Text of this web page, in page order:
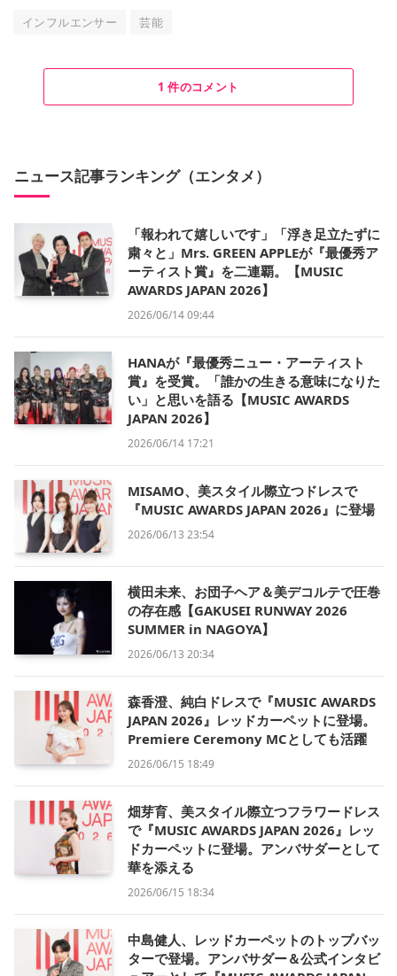
インフルエンサー 芸能
1 件のコメント
ニュース記事ランキング（エンタメ）
「報われて嬉しいです」「浮き足立たずに
粛々と」Mrs. GREEN APPLEが『最優秀ア
ーティスト賞』を二連覇。【MUSIC
AWARDS JAPAN 2026】
2026/06/14 09:44
HANAが『最優秀ニュー・アーティスト
賞』を受賞。「誰かの生きる意味になりた
い」と思いを語る【MUSIC AWARDS
JAPAN 2026】
2026/06/14 17:21
MISAMO、美スタイル際立つドレスで
『MUSIC AWARDS JAPAN 2026』に登場
2026/06/13 23:54
横田未来、お団子ヘア＆美デコルテで圧巻
の存在感【GAKUSEI RUNWAY 2026
SUMMER in NAGOYA】
2026/06/13 20:34
森香澄、純白ドレスで『MUSIC AWARDS
JAPAN 2026』レッドカーペットに登場。
Premiere Ceremony MCとしても活躍
2026/06/15 18:49
畑芽育、美スタイル際立つフラワードレス
で『MUSIC AWARDS JAPAN 2026』レッ
ドカーペットに登場。アンバサダーとして
華を添える
2026/06/15 18:34
中島健人、レッドカーペットのトップバッ
ターで登場。アンバサダー＆公式インタビ